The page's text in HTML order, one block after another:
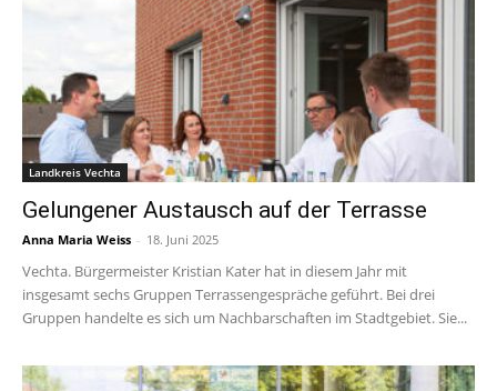
Landkreis Vechta
Gelungener Austausch auf der Terrasse
Anna Maria Weiss - 18. Juni 2025
Vechta. Bürgermeister Kristian Kater hat in diesem Jahr mit
insgesamt sechs Gruppen Terrassengespräche geführt. Bei drei
Gruppen handelte es sich um Nachbarschaften im Stadtgebiet. Sie...